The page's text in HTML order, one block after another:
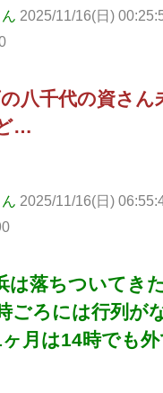
2025/11/16(日)
八千代の資さん
…
2025/11/16(日)
は落ちついてき
ごろには行列が
月は14時でも外